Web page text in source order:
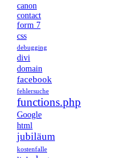
canon
contact
form 7
css
debugging
divi
domain
facebook
fehlersuche
functions.php
Google
html
jubiläum
kostenfalle